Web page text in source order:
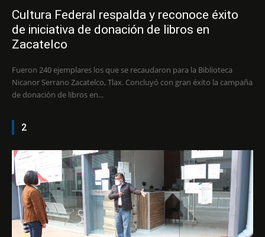
Cultura Federal respalda y reconoce éxito
de iniciativa de donación de libros en
Zacatelco
Fueron 240 ejemplares los que se recaudaron para la Biblioteca
Nicanor Serrano Zacatelco, Tlax. Concluyó con gran éxito la campaña
de donación de libros en...
2